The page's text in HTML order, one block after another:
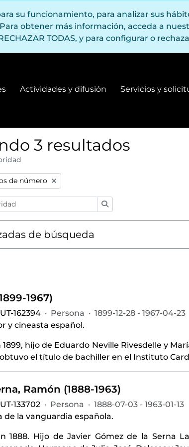
su funcionamiento, para analizar sus
obtener más información, acceda a
TODAS, y para configurar o
Actividades y difusión
Actividades y difusión
Servicios y
3 resultados
filter:
de número
de búsqueda
1967)
162394 · Persona · 1899-12-28 - 1967-04-23
y cineasta español.
hijo de Eduardo Neville Rivesdelle y
el título de bachiller en el Instituto
Ramón (1888-1963)
133702 · Persona · 1888-07-03 - 1963-01-13
de la vanguardia española.
1888. Hijo de Javier Gómez de la Serna